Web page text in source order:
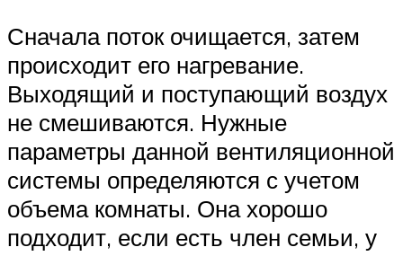
Сначала поток очищается, затем
происходит его нагревание.
Выходящий и поступающий воздух
не смешиваются. Нужные
параметры данной вентиляционной
системы определяются с учетом
объема комнаты. Она хорошо
подходит, если есть член семьи, у